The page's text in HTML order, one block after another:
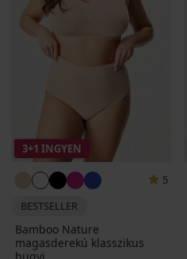
3+1 INGYEN
5
BESTSELLER
Bamboo Nature
magasderekú klasszikus
bugyi